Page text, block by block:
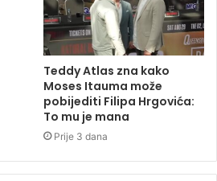
Teddy Atlas zna kako
Moses Itauma može
pobijediti Filipa Hrgovića:
To mu je mana
Prije 3 dana